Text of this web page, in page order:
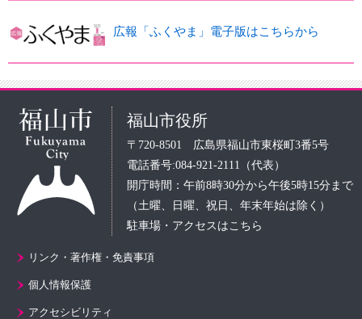
広報「ふくやま」電子版はこちらから
福山市役所
〒720-8501 広島県福山市東桜町3番5号
電話番号:084-921-2111（代表）
開庁時間：午前8時30分から午後5時15分まで
（土曜、日曜、祝日、年末年始は除く）
駐車場・アクセスはこちら
リンク・著作権・免責事項
個人情報保護
アクセシビリティ